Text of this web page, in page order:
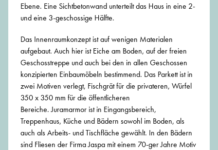
Ebene. Eine Sichtbetonwand unterteilt das Haus in eine 2-
und eine 3-geschossige Hälfte.
Das Innenraumkonzept ist auf wenigen Materialen
aufgebaut. Auch hier ist Eiche am Boden, auf der freien
Geschosstreppe und auch bei den in allen Geschossen
konzipierten Einbaumöbeln bestimmend. Das Parkett ist in
zwei Motiven verlegt, Fischgrät für die privateren, Würfel
350 x 350 mm für die öffentlicheren
Bereiche. Juramarmor ist in Eingangsbereich,
Treppenhaus, Küche und Bädern sowohl im Boden, als
auch als Arbeits- und Tischfläche gewählt. In den Bädern
sind Fliesen der Firma Jaspa mit einem 70-ger Jahre Motiv